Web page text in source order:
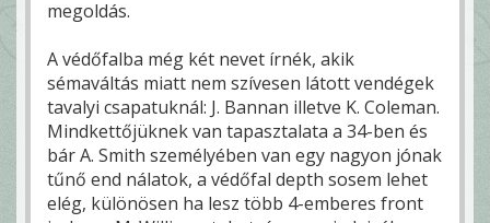
megoldás.
A védőfalba még két nevet írnék, akik
sémaváltás miatt nem szívesen látott vendégek
tavalyi csapatuknál: J. Bannan illetve K. Coleman.
Mindkettőjüknek van tapasztalata a 34-ben és
bár A. Smith személyében van egy nagyon jónak
tűnő end nálatok, a védőfal depth sosem lehet
elég, különösen ha lesz több 4-emberes front